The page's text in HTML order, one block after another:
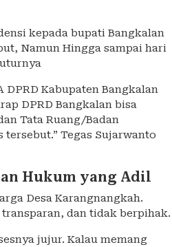
kepada bupati Bangkalan
Namun Hingga sampai hari
Kabupaten Bangkalan
DPRD Bangkalan bisa
Tata Ruang/Badan
Tegas Sujarwanto
Hukum yang Adil
Desa Karangnangkah.
dan tidak berpihak.
jujur. Kalau memang